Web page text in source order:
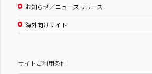
お知らせ／ニュースリリース
海外向けサイト
サイトご利用条件